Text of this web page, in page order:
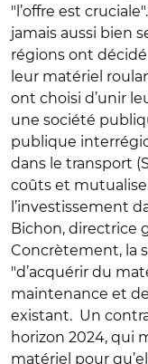
"l’offre est
jamais aussi bien
régions ont
leur matériel
ont choisi d’unir
une société
publique
dans le transport
coûts et
l’investissement
Bichon, directrice
Concrètement, la
"d’acquérir du
maintenance et
existant. Un
horizon 2024, qui
matériel pour